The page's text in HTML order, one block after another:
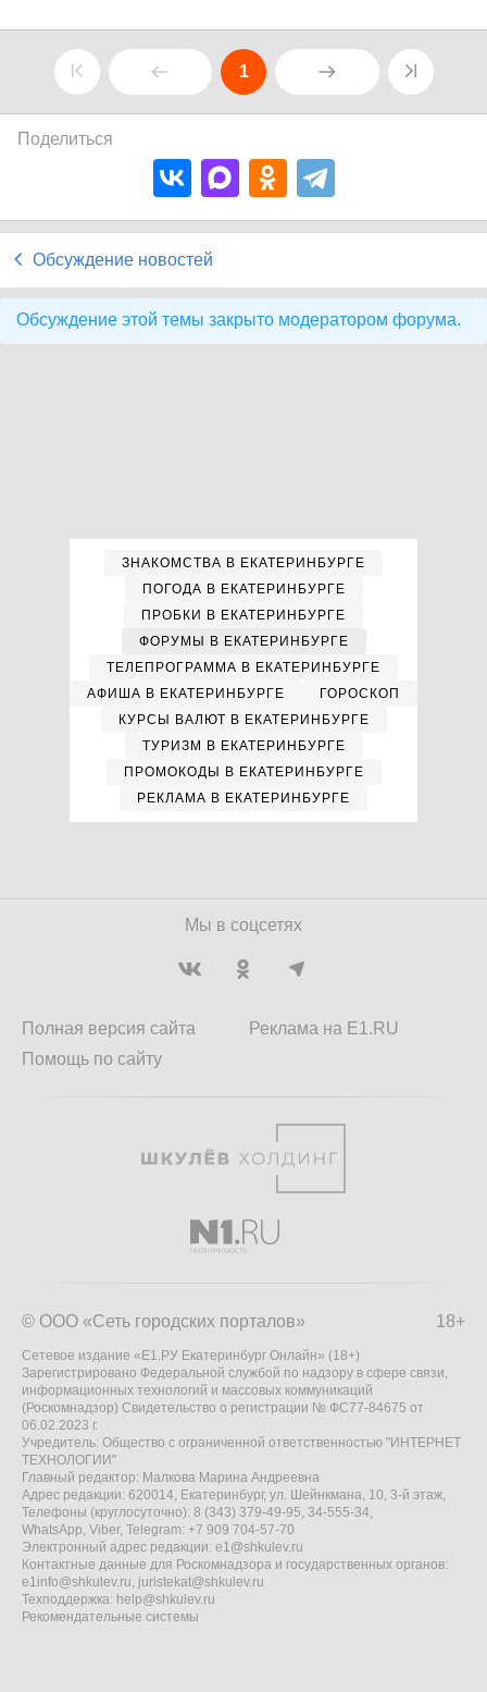
1
Поделиться
Обсуждение новостей
Обсуждение этой темы закрыто модератором форума.
ЗНАКОМСТВА В ЕКАТЕРИНБУРГЕ
ПОГОДА В ЕКАТЕРИНБУРГЕ
ПРОБКИ В ЕКАТЕРИНБУРГЕ
ФОРУМЫ В ЕКАТЕРИНБУРГЕ
ТЕЛЕПРОГРАММА В ЕКАТЕРИНБУРГЕ
АФИША В ЕКАТЕРИНБУРГЕ
ГОРОСКОП
КУРСЫ ВАЛЮТ В ЕКАТЕРИНБУРГЕ
ТУРИЗМ В ЕКАТЕРИНБУРГЕ
ПРОМОКОДЫ В ЕКАТЕРИНБУРГЕ
РЕКЛАМА В ЕКАТЕРИНБУРГЕ
Мы в соцсетях
Полная версия сайта
Помощь по сайту
Реклама на E1.RU
18+
© ООО «Сеть городских порталов»
Сетевое издание «Е1.РУ Екатеринбург Онлайн» (18+)
Зарегистрировано Федеральной службой по надзору в сфере связи,
информационных технологий и массовых коммуникаций
(Роскомнадзор) Свидетельство о регистрации № ФС77-84675 от
06.02.2023 г.
Учредитель: Общество с ограниченной ответственностью "ИНТЕРНЕТ
ТЕХНОЛОГИИ"
Главный редактор: Малкова Марина Андреевна
Адрес редакции: 620014, Екатеринбург, ул. Шейнкмана, 10, 3-й этаж,
Телефоны (круглосуточно): 8 (343) 379-49-95, 34-555-34,
WhatsApp, Viber, Telegram: +7 909 704-57-70
Электронный адрес редакции: e1@shkulev.ru
Контактные данные для Роскомнадзора и государственных органов:
e1info@shkulev.ru, juristekat@shkulev.ru
Техподдержка: help@shkulev.ru
Рекомендательные системы